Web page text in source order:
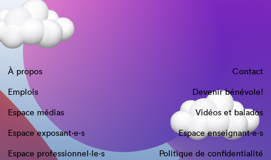
À propos
Contact
Emplois
Devenir bénévole!
Espace médias
Vidéos et balados
Espace exposant·e⋅s
Espace enseignant·e⋅s
Espace professionnel·le⋅s
Politique de confidentialité